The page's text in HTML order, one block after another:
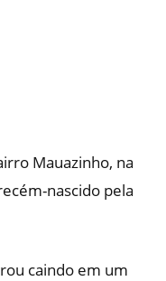
Mauazinho, na
nascido pela
caindo em um